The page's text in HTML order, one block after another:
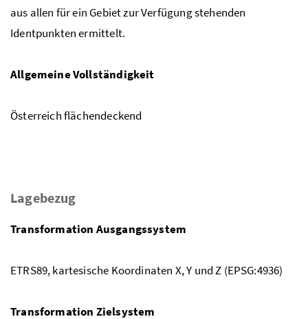
aus allen für ein Gebiet zur Verfügung stehenden
Identpunkten ermittelt.
Allgemeine Vollständigkeit
Österreich flächendeckend
Lagebezug
Transformation Ausgangssystem
ETRS89, kartesische Koordinaten X, Y und Z (EPSG:4936)
Transformation Zielsystem